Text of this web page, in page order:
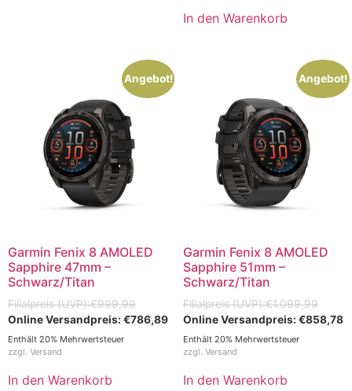
In den Warenkorb
Angebot!
Garmin Fenix 8 AMOLED
Sapphire 47mm –
Schwarz/Titan
€999,99
€786,89
Enthält 20% Mehrwertsteuer
zzgl. Versand
In den Warenkorb
Angebot!
Garmin Fenix 8 AMOLED
Sapphire 51mm –
Schwarz/Titan
€1.099,99
€858,78
Enthält 20% Mehrwertsteuer
zzgl. Versand
In den Warenkorb